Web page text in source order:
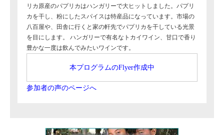
リカ原産のパプリカはハンガリーで大ヒットしました。パプリ
カを干し、粉にしたスパイスは特産品になっています。市場の
八百屋や、田舎に行くと家の軒先でパプリカを干している光景
を目にします。 ハンガリーで有名なトカイワイン、甘口で香り
豊かな一度は飲んでみたいワインです。
本プログラムのFlyer作成中
参加者の声のページへ